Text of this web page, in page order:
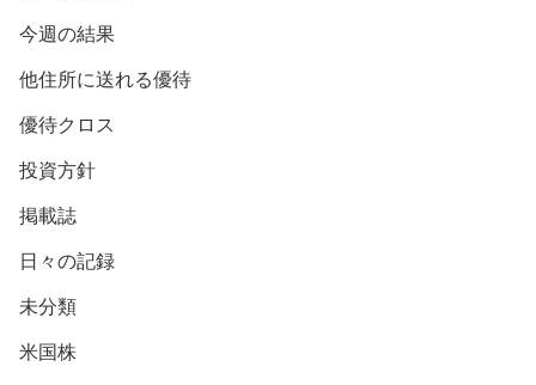
今週の結果
他住所に送れる優待
優待クロス
投資方針
掲載誌
日々の記録
未分類
米国株